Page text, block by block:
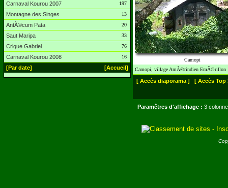
Carnaval Kourou 2007 197
Montagne des Singes 13
AntÃ©cum Pata 20
Saut Maripa 33
Crique Gabriel 76
Carnaval Kourou 2008 16
[Par date] [Accueil]
Camopi
Camopi, village AmÃ©rindien EmÃ©rillon
[ Accès diaporama ] [ Accès Top
Paramêtres d'affichage : 3